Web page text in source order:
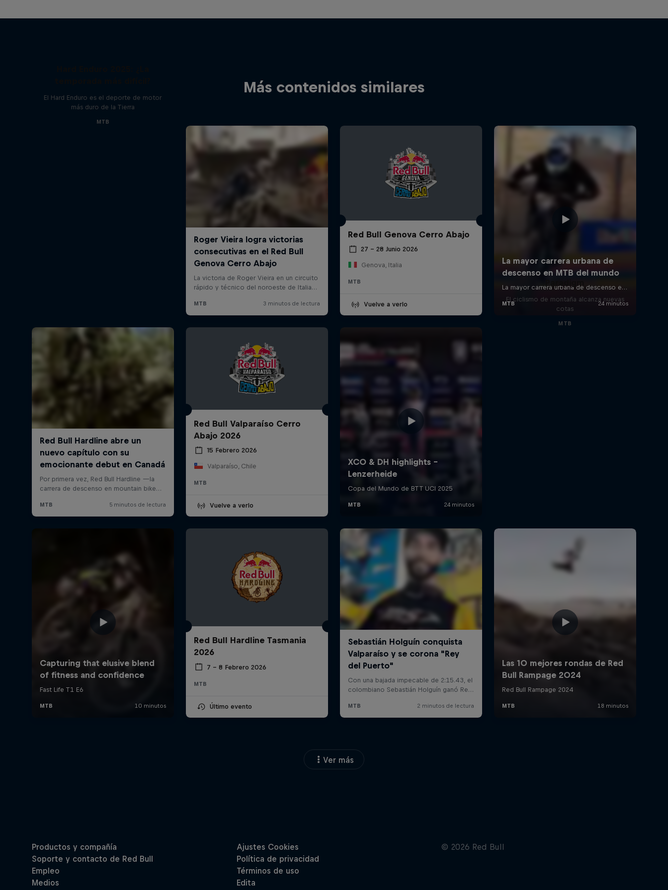
Más contenidos similares
El Hard Enduro es el deporte de motor
más duro de la Tierra
MTB
Red Bull Genova Cerro Abajo
27 – 28 Junio 2026
Genova, Italia
MTB
Vuelve a verlo
Red Bull Valparaíso Cerro
Abajo 2026
15 Febrero 2026
Valparaíso, Chile
MTB
Vuelve a verlo
El ciclismo de montaña alcanza nuevas
cotas
MTB
Red Bull Hardline Tasmania
2026
7 – 8 Febrero 2026
MTB
Último evento
Ver más